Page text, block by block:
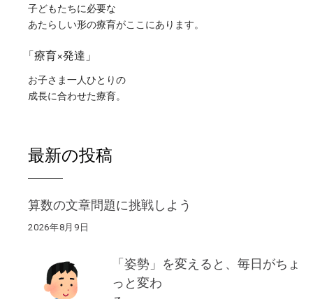
子どもたちに必要な
あたらしい形の療育がここにあります。
「療育×発達」
お子さま一人ひとりの
成長に合わせた療育。
最新の投稿
算数の文章問題に挑戦しよう
2026年8月9日
「姿勢」を変えると、毎日がちょ
っと変わ